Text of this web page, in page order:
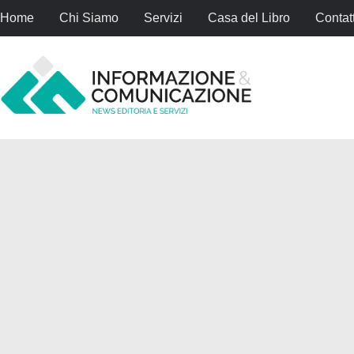
Home Chi Siamo Servizi Casa del Libro